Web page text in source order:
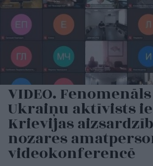
VIDEO.
Ukraiņu aktīvists
Krievijas
nozares
videokonferencē